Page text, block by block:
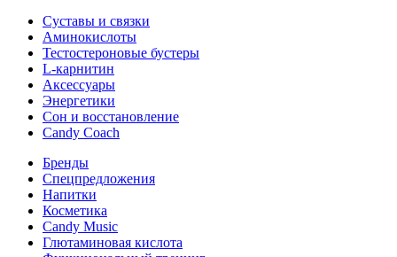
Суставы и связки
Аминокислоты
Тестостероновые бустеры
L-карнитин
Аксессуары
Энергетики
Сон и восстановление
Candy Coach
Бренды
Спецпредложения
Напитки
Косметика
Candy Music
Глютаминовая кислота